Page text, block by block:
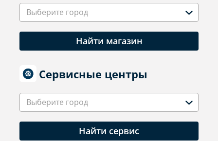
Выберите город
Найти магазин
Сервисные центры
Выберите город
Найти сервис